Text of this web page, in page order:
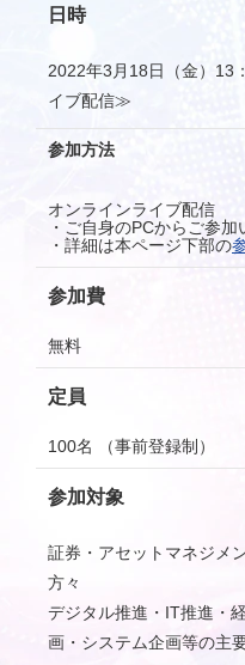
日時
2022年3月18日（金）
イブ配信≫
参加方法
オンラインライブ配信
・ご自身のPCからご参
・詳細は本ページ下部の
参加費
無料
定員
100名 （事前登録制）
参加対象
証券・アセットマネジメ
方々
デジタル推進・IT推進・
画・システム企画等の主